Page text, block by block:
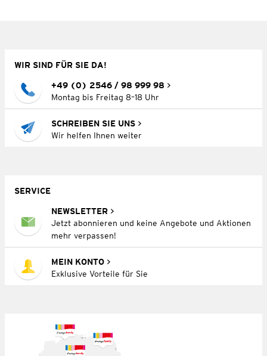
WIR SIND FÜR SIE DA!
+49 (0) 2546 / 98 999 98
Montag bis Freitag 8–18 Uhr
SCHREIBEN SIE UNS
Wir helfen Ihnen weiter
SERVICE
NEWSLETTER
Jetzt abonnieren und keine Angebote und Aktionen
mehr verpassen!
MEIN KONTO
Exklusive Vorteile für Sie